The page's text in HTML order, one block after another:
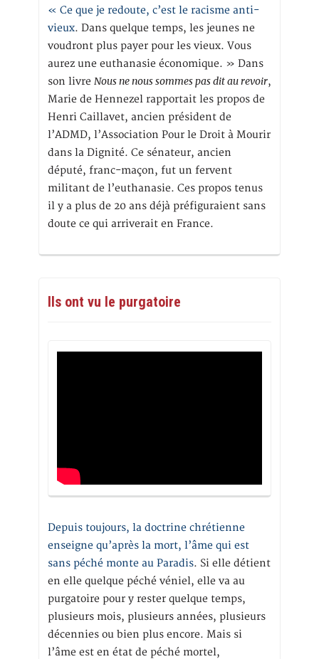
« Ce que je redoute, c’est le racisme anti-
vieux. Dans quelque temps, les jeunes ne
voudront plus payer pour les vieux. Vous
aurez une euthanasie économique. » Dans
son livre Nous ne nous sommes pas dit au revoir,
Marie de Hennezel rapportait les propos de
Henri Caillavet, ancien président de
l’ADMD, l’Association Pour le Droit à Mourir
dans la Dignité. Ce sénateur, ancien
député, franc-maçon, fut un fervent
militant de l’euthanasie. Ces propos tenus
il y a plus de 20 ans déjà préfiguraient sans
doute ce qui arriverait en France.
Ils ont vu le purgatoire
Depuis toujours, la doctrine chrétienne
enseigne qu’après la mort, l’âme qui est
sans péché monte au Paradis. Si elle détient
en elle quelque péché véniel, elle va au
purgatoire pour y rester quelque temps,
plusieurs mois, plusieurs années, plusieurs
décennies ou bien plus encore. Mais si
l’âme est en état de péché mortel,